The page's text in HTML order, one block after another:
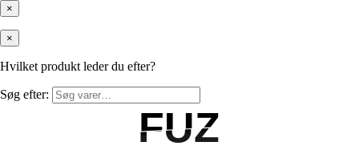
×
×
Hvilket produkt leder du efter?
Søg efter:
FUZ
FUZ